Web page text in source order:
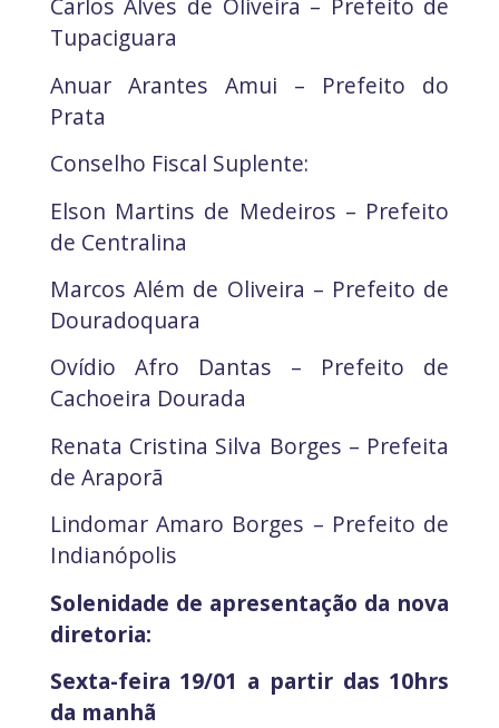
Carlos Alves de Oliveira – Prefeito de
Tupaciguara
Anuar Arantes Amui – Prefeito do
Prata
Conselho Fiscal Suplente:
Elson Martins de Medeiros – Prefeito
de Centralina
Marcos Além de Oliveira – Prefeito de
Douradoquara
Ovídio Afro Dantas – Prefeito de
Cachoeira Dourada
Renata Cristina Silva Borges – Prefeita
de Araporã
Lindomar Amaro Borges – Prefeito de
Indianópolis
Solenidade de apresentação da nova
diretoria:
Sexta-feira 19/01 a partir das 10hrs
da manhã